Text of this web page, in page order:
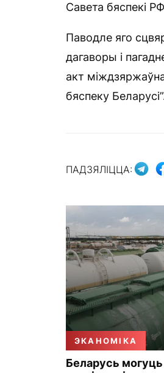
Савета бяспекі
Паводле яго
дагаворы і
акт
бяспеку
ПАДЗЯЛІЦЦА:
ЭКАНОМІКА
Беларусь